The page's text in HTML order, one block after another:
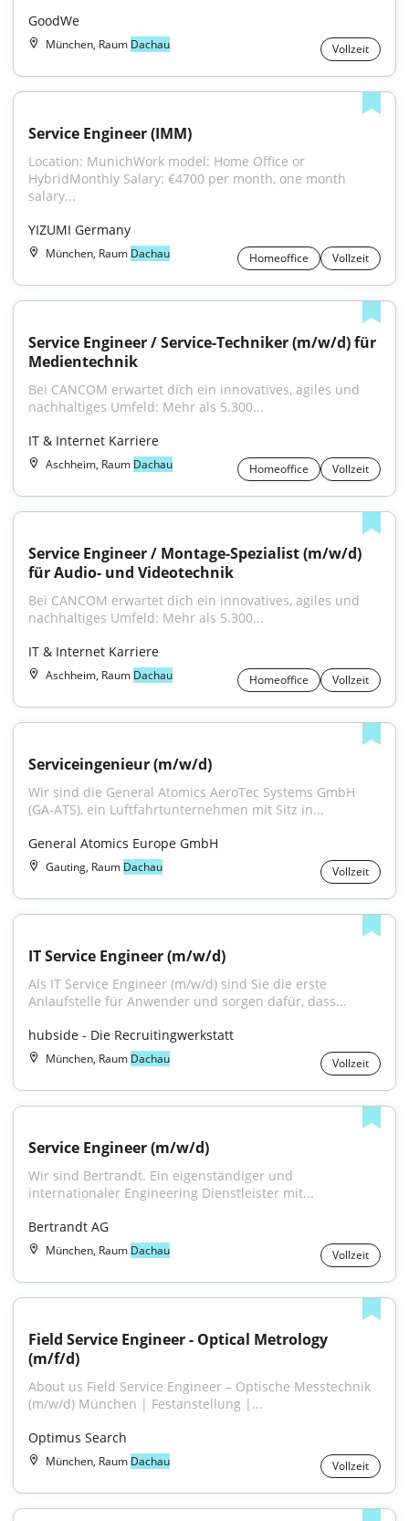
GoodWe
München, Raum Dachau Vollzeit
Service Engineer (IMM)
Location: MunichWork model: Home Office or
HybridMonthly Salary: €4700 per month, one month
salary...
YIZUMI Germany
München, Raum Dachau Homeoffice Vollzeit
Service Engineer / Service-Techniker (m/w/d) für
Medientechnik
Bei CANCOM erwartet dich ein innovatives, agiles und
nachhaltiges Umfeld: Mehr als 5.300...
IT & Internet Karriere
Aschheim, Raum Dachau Homeoffice Vollzeit
Service Engineer / Montage-Spezialist (m/w/d)
für Audio- und Videotechnik
Bei CANCOM erwartet dich ein innovatives, agiles und
nachhaltiges Umfeld: Mehr als 5.300...
IT & Internet Karriere
Aschheim, Raum Dachau Homeoffice Vollzeit
Serviceingenieur (m/w/d)
Wir sind die General Atomics AeroTec Systems GmbH
(GA-ATS), ein Luftfahrtunternehmen mit Sitz in...
General Atomics Europe GmbH
Gauting, Raum Dachau Vollzeit
IT Service Engineer (m/w/d)
Als IT Service Engineer (m/w/d) sind Sie die erste
Anlaufstelle für Anwender und sorgen dafür, dass...
hubside - Die Recruitingwerkstatt
München, Raum Dachau Vollzeit
Service Engineer (m/w/d)
Wir sind Bertrandt. Ein eigenständiger und
internationaler Engineering Dienstleister mit...
Bertrandt AG
München, Raum Dachau Vollzeit
Field Service Engineer - Optical Metrology
(m/f/d)
About us Field Service Engineer – Optische Messtechnik
(m/w/d) München | Festanstellung |...
Optimus Search
München, Raum Dachau Vollzeit